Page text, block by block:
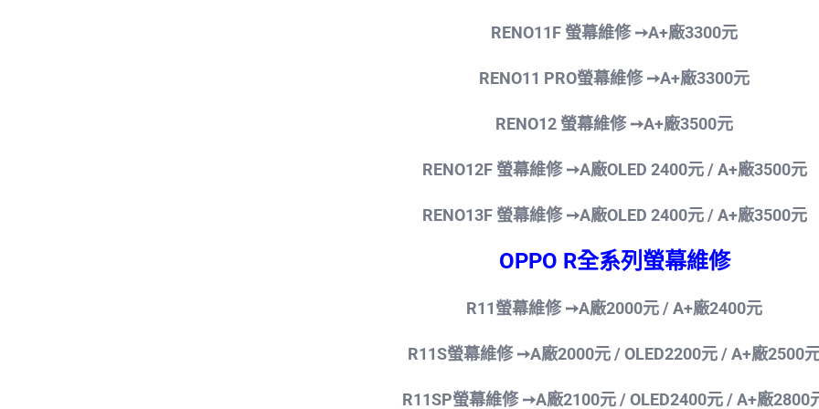
RENO11F 螢幕維修 ➙A+廠3300元
RENO11 PRO螢幕維修 ➙A+廠3300元
RENO12 螢幕維修 ➙A+廠3500元
RENO12F 螢幕維修 ➙A廠OLED 2400元 / A+廠3500元
RENO13F 螢幕維修 ➙A廠OLED 2400元 / A+廠3500元
OPPO R全系列螢幕維修
R11螢幕維修 ➙A廠2000元 /A+廠2400元
R11S螢幕維修 ➙A廠2000元 / OLED2200元 / A+廠2500
R11SP螢幕維修 ➙A廠2100元 / OLED2400元 / A+廠2800